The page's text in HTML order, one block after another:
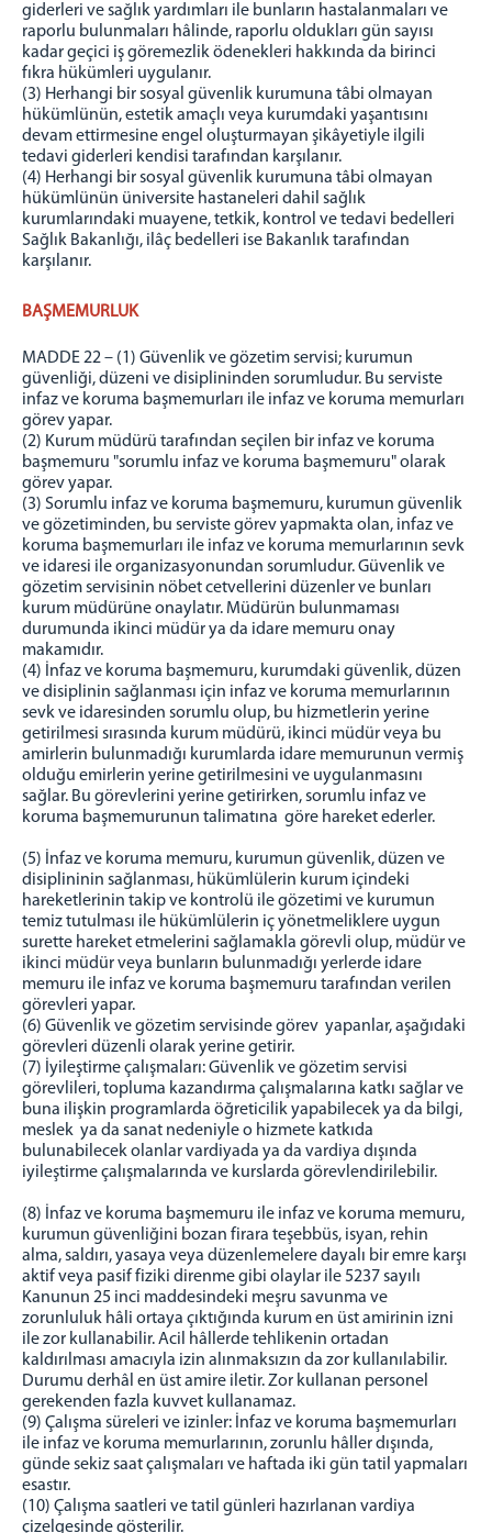
giderleri ve sağlık yardımları ile bunların hastalanmaları ve
raporlu bulunmaları hâlinde, raporlu oldukları gün sayısı
kadar geçici iş göremezlik ödenekleri hakkında da birinci
fıkra hükümleri uygulanır.
(3) Herhangi bir sosyal güvenlik kurumuna tâbi olmayan
hükümlünün, estetik amaçlı veya kurumdaki yaşantısını
devam ettirmesine engel oluşturmayan şikâyetiyle ilgili
tedavi giderleri kendisi tarafından karşılanır.
(4) Herhangi bir sosyal güvenlik kurumuna tâbi olmayan
hükümlünün üniversite hastaneleri dahil sağlık
kurumlarındaki muayene, tetkik, kontrol ve tedavi bedelleri
Sağlık Bakanlığı, ilâç bedelleri ise Bakanlık tarafından
karşılanır.
BAŞMEMURLUK
MADDE 22 – (1) Güvenlik ve gözetim servisi; kurumun
güvenliği, düzeni ve disiplininden sorumludur. Bu serviste
infaz ve koruma başmemurları ile infaz ve koruma memurları
görev yapar.
(2) Kurum müdürü tarafından seçilen bir infaz ve koruma
başmemuru "sorumlu infaz ve koruma başmemuru" olarak
görev yapar.
(3) Sorumlu infaz ve koruma başmemuru, kurumun güvenlik
ve gözetiminden, bu serviste görev yapmakta olan, infaz ve
koruma başmemurları ile infaz ve koruma memurlarının sevk
ve idaresi ile organizasyonundan sorumludur. Güvenlik ve
gözetim servisinin nöbet cetvellerini düzenler ve bunları
kurum müdürüne onaylatır. Müdürün bulunmaması
durumunda ikinci müdür ya da idare memuru onay
makamıdır.
(4) İnfaz ve koruma başmemuru, kurumdaki güvenlik, düzen
ve disiplinin sağlanması için infaz ve koruma memurlarının
sevk ve idaresinden sorumlu olup, bu hizmetlerin yerine
getirilmesi sırasında kurum müdürü, ikinci müdür veya bu
amirlerin bulunmadığı kurumlarda idare memurunun vermiş
olduğu emirlerin yerine getirilmesini ve uygulanmasını
sağlar. Bu görevlerini yerine getirirken, sorumlu infaz ve
koruma başmemurunun talimatına göre hareket ederler.
(5) İnfaz ve koruma memuru, kurumun güvenlik, düzen ve
disiplininin sağlanması, hükümlülerin kurum içindeki
hareketlerinin takip ve kontrolü ile gözetimi ve kurumun
temiz tutulması ile hükümlülerin iç yönetmeliklere uygun
surette hareket etmelerini sağlamakla görevli olup, müdür ve
ikinci müdür veya bunların bulunmadığı yerlerde idare
memuru ile infaz ve koruma başmemuru tarafından verilen
görevleri yapar.
(6) Güvenlik ve gözetim servisinde görev yapanlar, aşağıdaki
görevleri düzenli olarak yerine getirir.
(7) İyileştirme çalışmaları: Güvenlik ve gözetim servisi
görevlileri, topluma kazandırma çalışmalarına katkı sağlar ve
buna ilişkin programlarda öğreticilik yapabilecek ya da bilgi,
meslek ya da sanat nedeniyle o hizmete katkıda
bulunabilecek olanlar vardiyada ya da vardiya dışında
iyileştirme çalışmalarında ve kurslarda görevlendirilebilir.
(8) İnfaz ve koruma başmemuru ile infaz ve koruma memuru,
kurumun güvenliğini bozan firara teşebbüs, isyan, rehin
alma, saldırı, yasaya veya düzenlemelere dayalı bir emre karşı
aktif veya pasif fiziki direnme gibi olaylar ile 5237 sayılı
Kanunun 25 inci maddesindeki meşru savunma ve
zorunluluk hâli ortaya çıktığında kurum en üst amirinin izni
ile zor kullanabilir. Acil hâllerde tehlikenin ortadan
kaldırılması amacıyla izin alınmaksızın da zor kullanılabilir.
Durumu derhâl en üst amire iletir. Zor kullanan personel
gerekenden fazla kuvvet kullanamaz.
(9) Çalışma süreleri ve izinler: İnfaz ve koruma başmemurları
ile infaz ve koruma memurlarının, zorunlu hâller dışında,
günde sekiz saat çalışmaları ve haftada iki gün tatil yapmaları
esastır.
(10) Çalışma saatleri ve tatil günleri hazırlanan vardiya
çizelgesinde gösterilir.